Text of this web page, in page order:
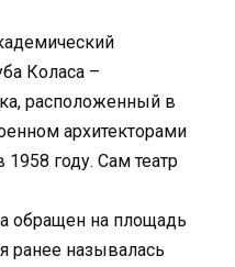
Коласа –
расположенный в
архитекторами
году. Сам театр
обращен на площадь
ранее называлась